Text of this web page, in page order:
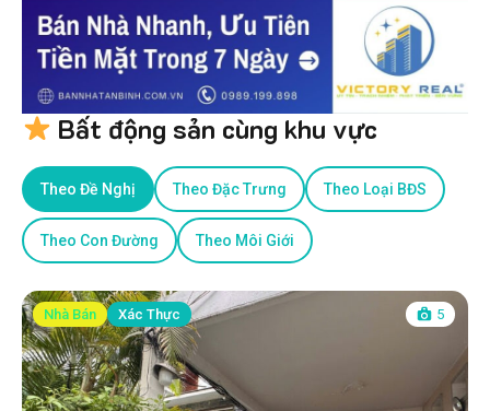
Bất động sản cùng khu vực
Theo Đề Nghị Theo Đặc Trưng Theo Loại BĐS
Theo Con Đường Theo Môi Giới
Nhà Bán Xác Thực 5